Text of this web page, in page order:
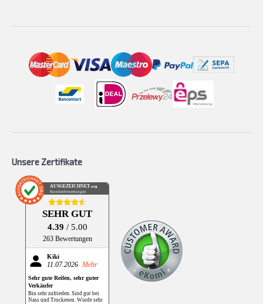
Unsere Zertifikate
AUSGEZEICHNET .org
Kundenbewertungen
SEHR GUT
4.39 / 5.00
263 Bewertungen
Kiki
11.07.2026 Mehr
Sehr gute Reifen, sehr guter
Verkäufer
Bin sehr zufrieden. Sind gut bei
Nass und Trockenen. Wurde sehr